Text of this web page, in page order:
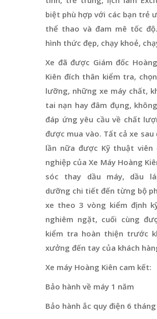
biệt phù hợp với các bạn trẻ
thể thao và đam mê tốc
hình thức đẹp, chạy khoẻ,
Xe đã được Giám đốc
Kiên đích thân kiểm tra,
lưỡng, những xe máy chất,
tai nạn hay đâm đụng,
đáp ứng yêu cầu về chất
được mua vào. Tất cả xe sau
lần nữa được Kỹ thuật viên
nghiệp của Xe Máy Hoàng
sóc thay dầu máy, dầu
dưỡng chi tiết đến từng bộ
xe theo 3 vòng kiểm định
nghiêm ngặt, cuối cùng
kiểm tra hoàn thiện trước
xưởng đến tay của khách
Xe máy Hoàng Kiên cam kết:
Bảo hành về máy 1 năm
Bảo hành ắc quy điện 6 tháng